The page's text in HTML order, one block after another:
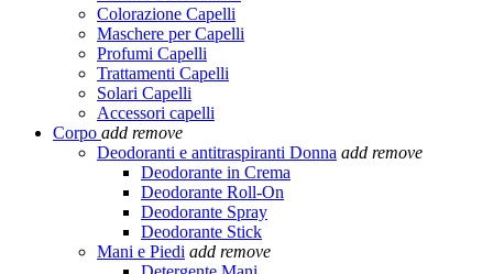
Colorazione Capelli
Maschere per Capelli
Profumi Capelli
Trattamenti Capelli
Solari Capelli
Accessori capelli
Corpo add remove
Deodoranti e antitraspiranti Donna add remove
Deodorante in Crema
Deodorante Roll-On
Deodorante Spray
Deodorante Stick
Mani e Piedi add remove